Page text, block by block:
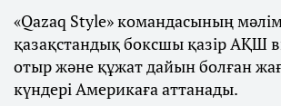
«Qazaq Style» командасының
қазақстандық боксшы қазір АҚШ
отыр және құжат дайын болған
күндері Америкаға аттанады.